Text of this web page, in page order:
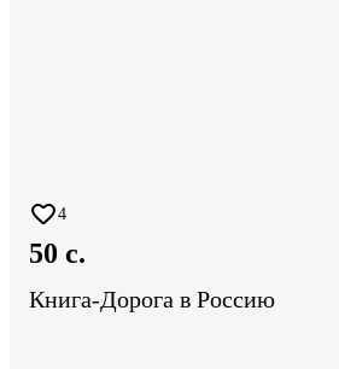
4
50 c.
Книга-Дорога в Россию